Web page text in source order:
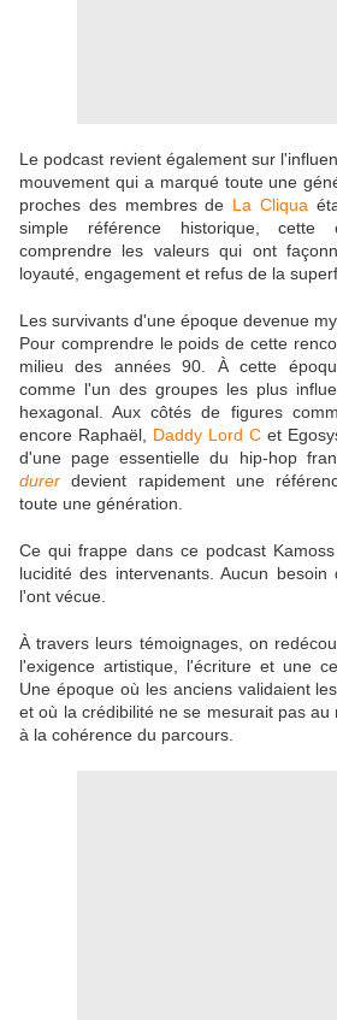
Le podcast revient également sur
mouvement qui a marqué toute une
proches des membres de La Cliqua
simple référence historique, cette
comprendre les valeurs qui ont
loyauté, engagement et refus de la
Les survivants d'une époque devenue
Pour comprendre le poids de cette
milieu des années 90. À cette
comme l'un des groupes les plus
hexagonal. Aux côtés de figures
encore Raphaël, Daddy Lord C et
d'une page essentielle du hip-hop
durer devient rapidement une
toute une génération.
Ce qui frappe dans ce podcast
lucidité des intervenants. Aucun
l'ont vécue.
À travers leurs témoignages, on
l'exigence artistique, l'écriture et une
Une époque où les anciens validaient
et où la crédibilité ne se mesurait pas
à la cohérence du parcours.